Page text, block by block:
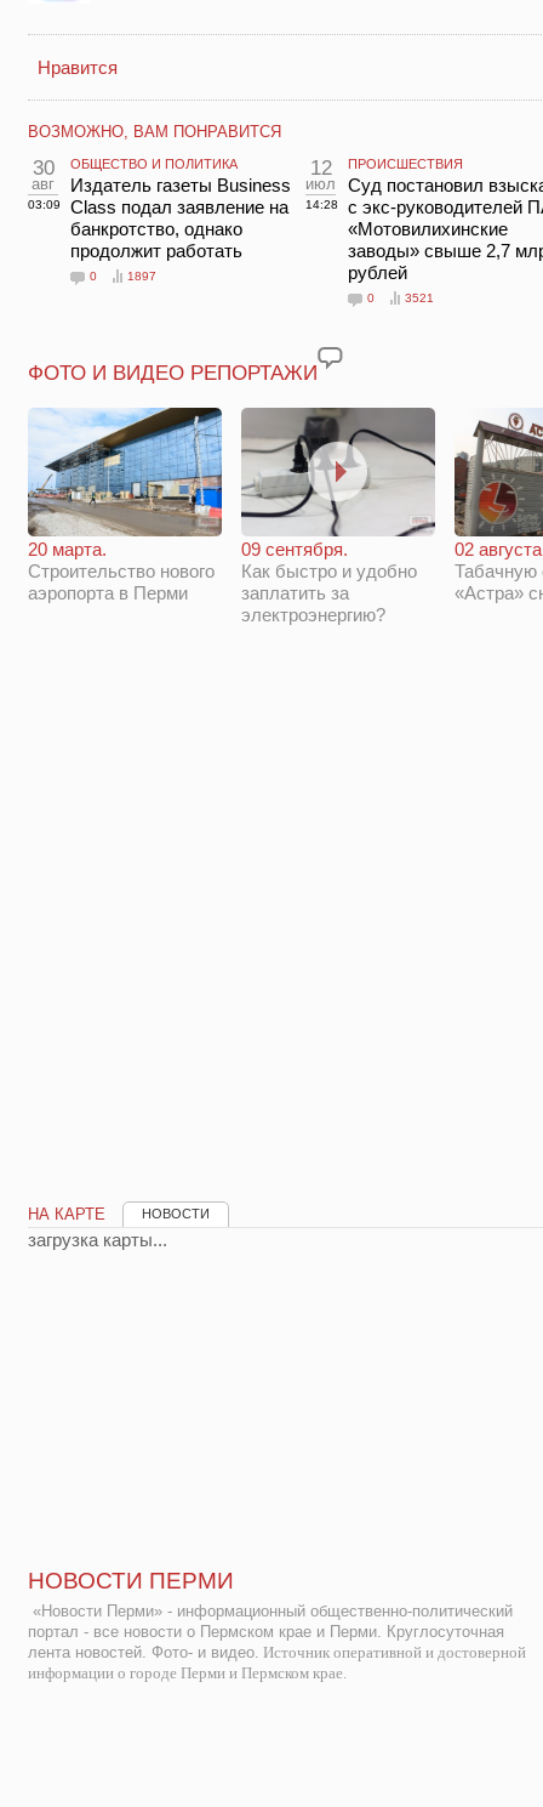
Нравится
ВОЗМОЖНО, ВАМ ПОНРАВИТСЯ
30
авг
03:09
ОБЩЕСТВО И ПОЛИТИКА
Издатель газеты Business
Class подал заявление на
банкротство, однако
продолжит работать
0 1897
12
июл
14:28
ПРОИСШЕСТВИЯ
Суд постановил
с экс-руководителей
«Мотовилихинские
заводы» свыше 2,7
рублей
0 3521
ФОТО И ВИДЕО РЕПОРТАЖИ
20 марта.
Строительство нового
аэропорта в Перми
09 сентября.
Как быстро и удобно
заплатить за
электроэнергию?
02
Табачную
«Астра»
НА КАРТЕ НОВОСТИ
загрузка карты...
НОВОСТИ ПЕРМИ
«Новости Перми» - информационный общественно-политический
портал - все новости о Пермском крае и Перми. Круглосуточная
лента новостей. Фото- и видео. Источник оперативной и достоверной
информации о городе Перми и Пермском крае.